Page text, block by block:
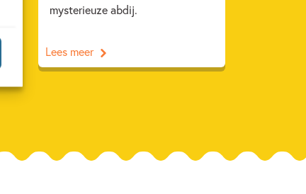
mysterieuze abdij.
Lees meer